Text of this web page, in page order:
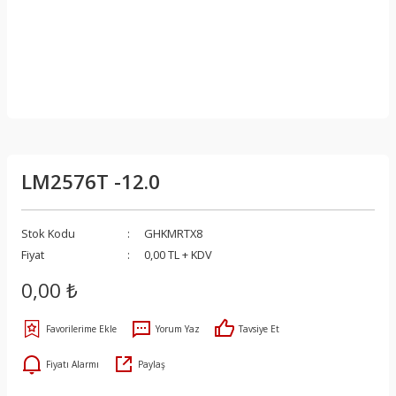
LM2576T -12.0
Stok Kodu
GHKMRTX8
Fiyat
0,00 TL + KDV
0,00 ₺
Yorum Yaz Tavsiye Et
Fiyatı Alarmı Paylaş